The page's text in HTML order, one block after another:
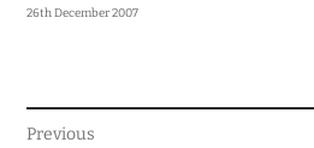
26th December 2007
Previous